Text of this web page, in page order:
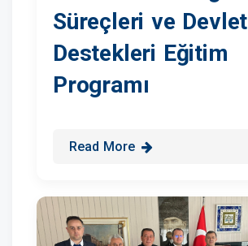
Süreçleri ve Devlet
Destekleri Eğitim
Programı
Read More